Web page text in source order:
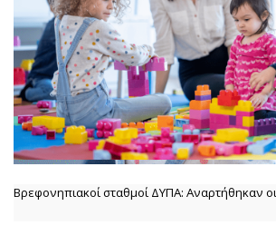
Βρεφονηπιακοί σταθμοί ΔΥΠΑ: Αναρτήθηκαν οι